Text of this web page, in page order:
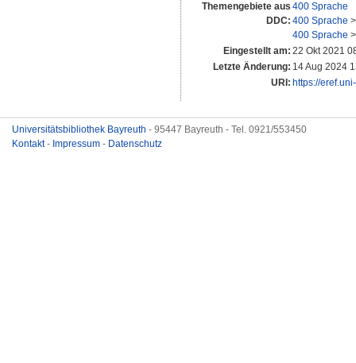
Themengebiete aus
DDC:
400 Sprache
400 Sprache
400 Sprache
Eingestellt am: 22 Okt 2021
Letzte Änderung: 14 Aug 2024
URI: https://
Universitätsbibliothek Bayreuth - 95447 Bayreuth - Tel. 0921/553450
Kontakt- Impressum - Datenschutz